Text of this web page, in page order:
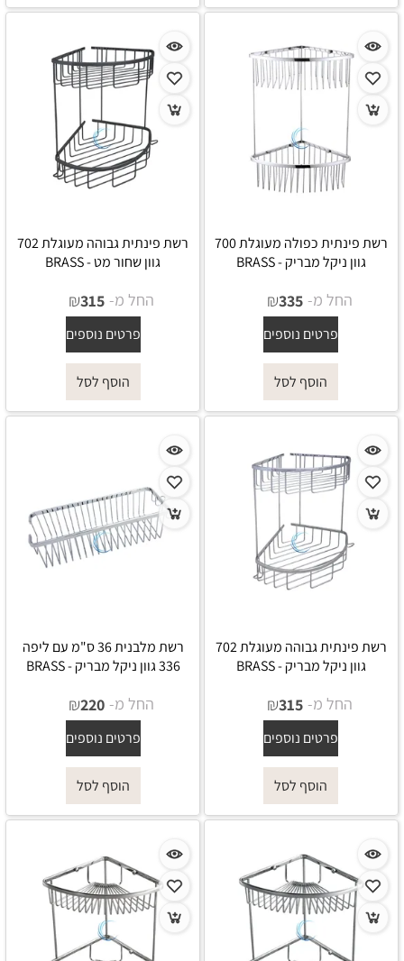
רשת פינתית כפולה מעוגלת 700
גוון ניקל מבריק - BRASS
החל מ- ₪335
פרטים נוספים
הוסף לסל
רשת פינתית גבוהה מעוגלת 702
גוון שחור מט - BRASS
החל מ- ₪315
פרטים נוספים
הוסף לסל
רשת פינתית גבוהה מעוגלת 702
גוון ניקל מבריק - BRASS
החל מ- ₪315
פרטים נוספים
הוסף לסל
רשת מלבנית 36 ס"מ עם ליפה
336 גוון ניקל מבריק - BRASS
החל מ- ₪220
פרטים נוספים
הוסף לסל